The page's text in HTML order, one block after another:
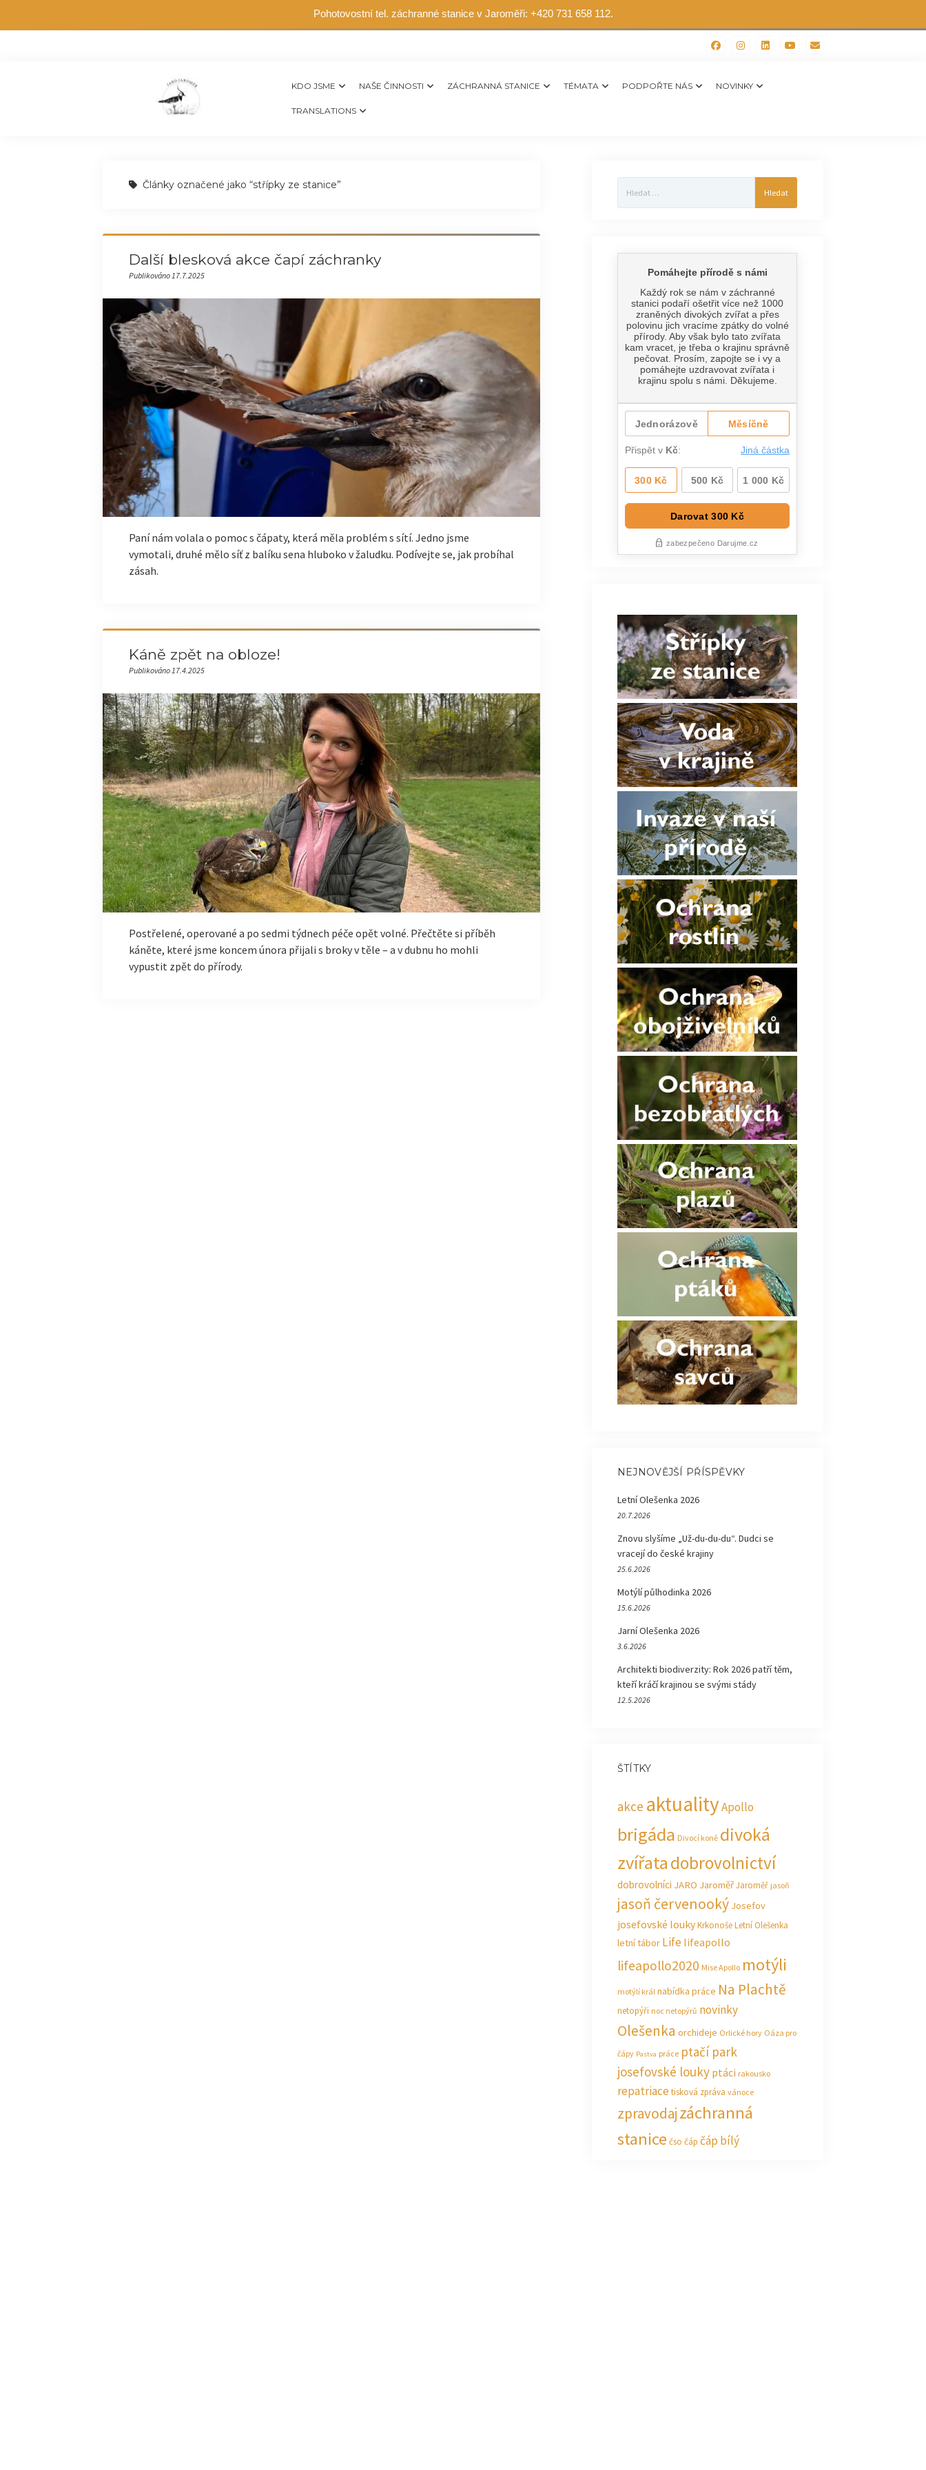
Pohotovostní tel. záchranné stanice v Jaroměři: +420 731 658 112.
KDO JSME NAŠE ČINNOSTI ZÁCHRANNÁ STANICE TÉMATA PODPOŘTE NÁS NOVINKY
TRANSLATIONS
Články označené jako “střípky ze stanice”
Další blesková akce čapí záchranky
Publikováno 17.7.2025
Paní nám volala o pomoc s čápaty, která měla problém s sítí. Jedno jsme
vymotali, druhé mělo síť z balíku sena hluboko v žaludku. Podívejte se, jak probíhal
zásah.
Káně zpět na obloze!
Publikováno 17.4.2025
Postřelené, operované a po sedmi týdnech péče opět volné. Přečtěte si příběh
káněte, které jsme koncem února přijali s broky v těle – a v dubnu ho mohli
vypustit zpět do přírody.
NEJNOVĚJŠÍ PŘÍSPĚVKY
Letní Olešenka 2026
20.7.2026
Znovu slyšíme „Už-du-du-du“. Dudci se
vracejí do české krajiny
25.6.2026
Motýlí půlhodinka 2026
15.6.2026
Jarní Olešenka 2026
3.6.2026
Architekti biodiverzity: Rok 2026 patří těm,
kteří kráčí krajinou se svými stády
12.5.2026
ŠTÍTKY
akce aktualityApollo
brigáda Divocí koně divoká
zvířatadobrovolnictví
dobrovolníci JARO JaroměřJaroměř jasoň
jasoň červenooký Josefov
josefovské loukyKrkonošeLetní Olešenka
letní tábor Life lifeapollo
lifeapollo2020 Mise Apollo motýli
motýlí král nabídka práce Na Plachtě
netopýři noc netopýrů novinky
Olešenka orchideje Orlické hory Oáza pro
čápy Pastva práce ptačí park
josefovské louky ptáci rakousko
repatriacetisková zpráva vánoce
zpravodajzáchranná
stanice čso čáp čáp bílý